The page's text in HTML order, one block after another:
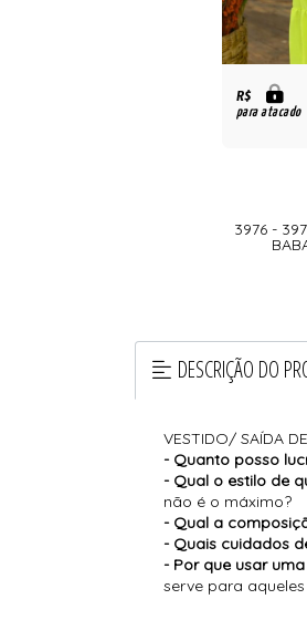
R$
para atacado
3976 -
DESCRIÇÃO DO
VESTIDO/ SAÍDA
- Quanto posso
- Qual o estilo de
não é o máximo?
- Qual a
- Quais cuidados
- Por que usar
serve para